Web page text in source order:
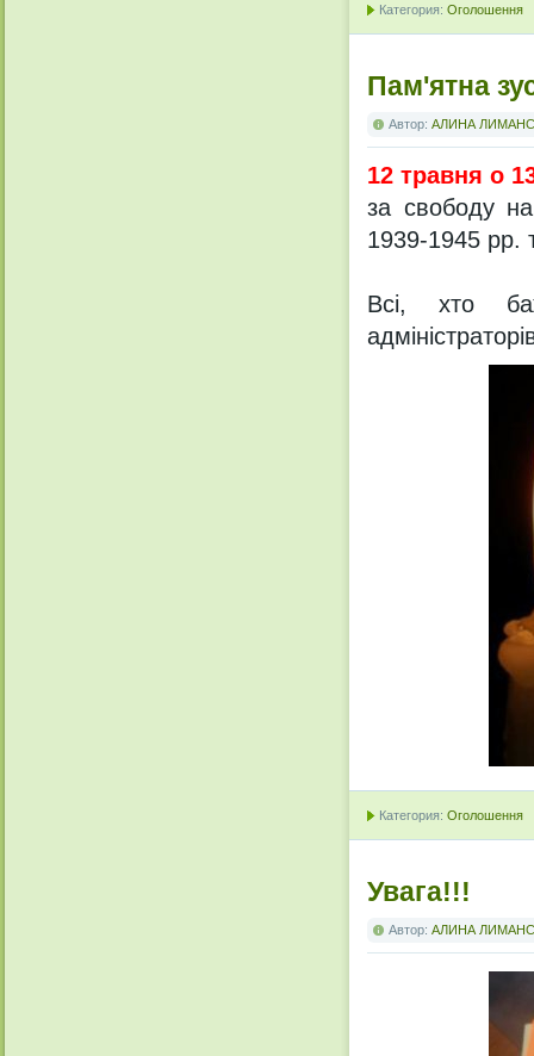
Категория: Оголошення
Пам'ятна
Автор: АЛИНА
12 травня о
за свободу
1939-1945 рр.
Всі, хто
Категория: Оголошення
Увага!!!
Автор: АЛИНА